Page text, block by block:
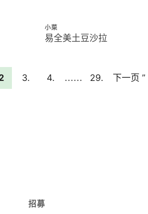
小菜
易全美土豆沙拉
转
3. 转
4.
缺
...... 转
29. 去
下一页 ”
招募